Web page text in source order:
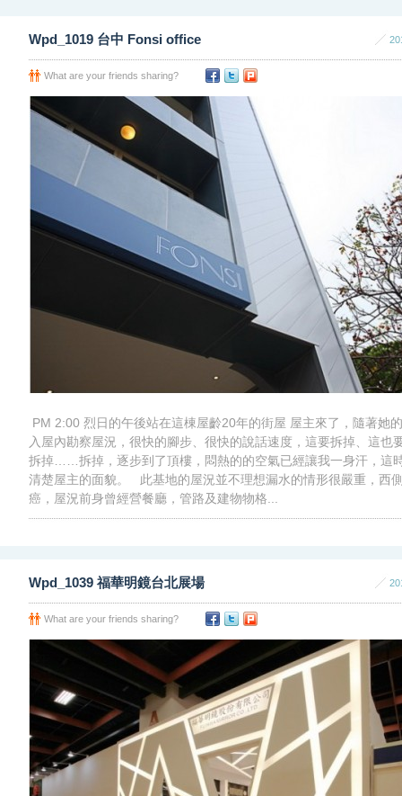
Wpd_1019 台中 Fonsi office
What are your friends sharing?
PM 2:00 烈日的午後站在這棟屋齡20年的街屋 屋主來了，隨著她
入屋內勘察屋況，很快的腳步、很快的說話速度，這要拆掉、這也
拆掉……拆掉，逐步到了頂樓，悶熱的的空氣已經讓我一身汗，這
清楚屋主的面貌。 此基地的屋況並不理想漏水的情形很嚴重，西
癌，屋況前身曾經營餐廳，管路及建物物格...
Wpd_1039 福華明鏡台北展場
What are your friends sharing?